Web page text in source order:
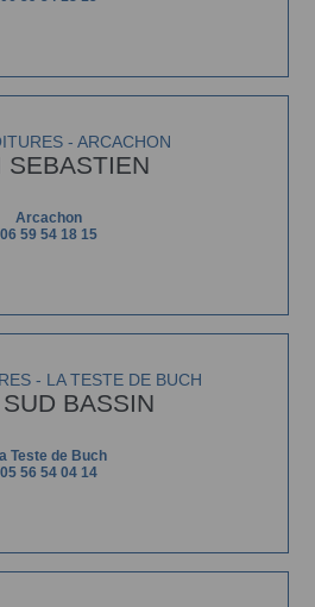
- ARCACHON
SEBASTIEN
Arcachon
06 59 54 18 15
- LA TESTE DE BUCH
BASSIN
Teste de Buch
05 56 54 04 14